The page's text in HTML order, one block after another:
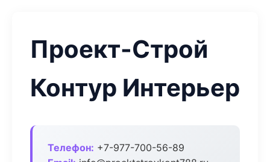
Проект-Строй
Контур Интерьер
Телефон: +7-977-700-56-89